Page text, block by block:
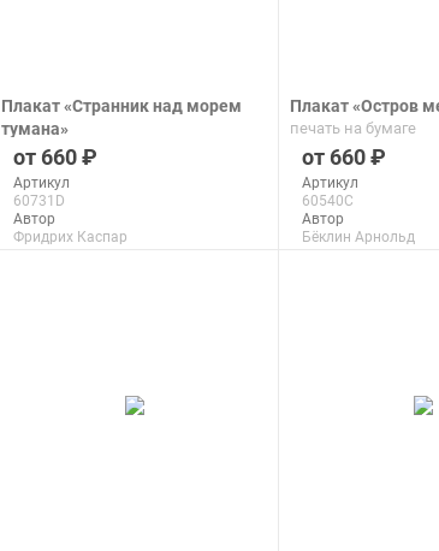
Плакат «Странник над морем
тумана»
печать на бумаге
660
Артикул
60731D
Автор
Фридрих Каспар
Плакат «Остров
печать на бумаге
660
Артикул
60540C
Автор
Бёклин Арнольд